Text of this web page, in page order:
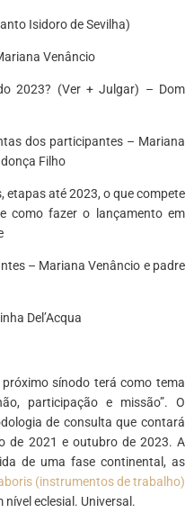
Isidoro de Sevilha)
Venâncio
2023? (Ver + Julgar) – Dom
dos participantes – Mariana
Filho
etapas até 2023, o que compete
como fazer o lançamento em
– Mariana Venâncio e padre
Del’Acqua
sínodo terá como tema
participação e missão”. O
de consulta que contará
de 2021 e outubro de 2023. A
de uma fase continental, as
(instrumentos de trabalho)
eclesial. Universal.